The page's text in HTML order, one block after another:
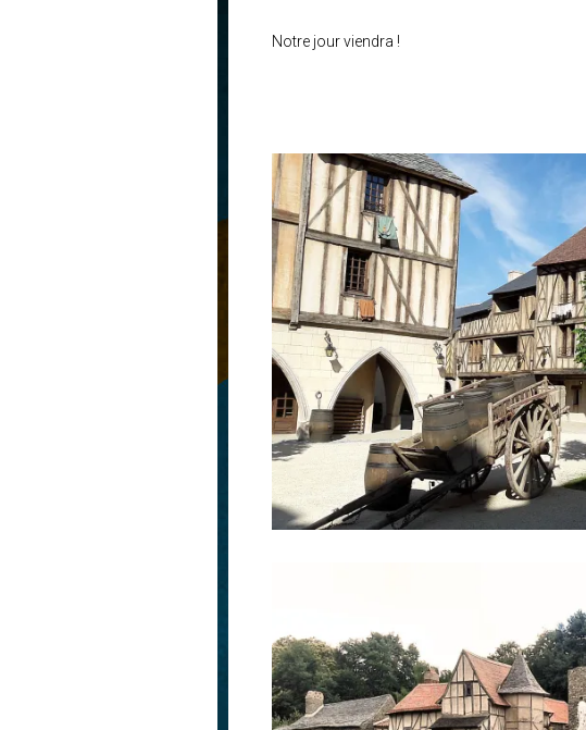
Notre jour viendra !